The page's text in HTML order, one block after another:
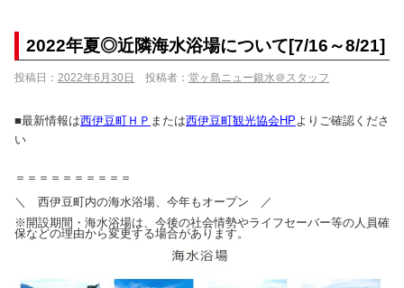
2022年夏◎近隣海水浴場について[7/16～8/21]
投稿日： 2022年6月30日 投稿者： 堂ヶ島ニュー銀水＠スタッフ
■最新情報は西伊豆町ＨＰ または西伊豆町観光協会HPよりご確認くださ
い
＝＝＝＝＝＝＝＝＝＝
＼ 西伊豆町内の海水浴場、今年もオープン ／
※開設期間・海水浴場は、今後の社会情勢やライフセーバー等の人員確
保などの理由から変更する場合があります。